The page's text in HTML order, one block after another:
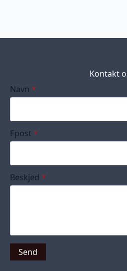
Kontakt
Navn *
Epost *
Beskjed *
Send